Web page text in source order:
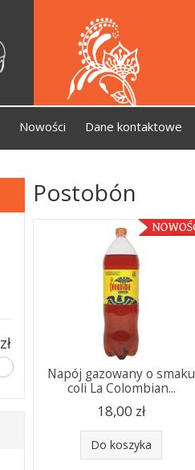
Nowości Dane kontaktowe
Postobón
Napój gazowany o smaku
coli La Colombian...
18,00 zł
Do koszyka
zł